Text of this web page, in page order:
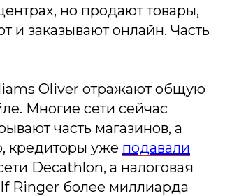
но продают товары,
и заказывают онлайн. Часть
Oliver отражают общую
Многие сети сейчас
часть магазинов, а
кредиторы уже подавали
Decathlon, а налоговая
Ringer более миллиарда